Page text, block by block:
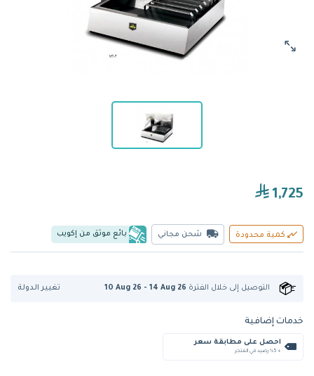
1,725
كمية محدودة شحن مجاني بائع موثق من إكويب
التوصيل إلى خلال الفترة 10 Aug 26 - 14 Aug 26 تغيير الدولة
خدمات إضافية
احصل على مطابقة سعر
+ %5 رصيد في المتجر